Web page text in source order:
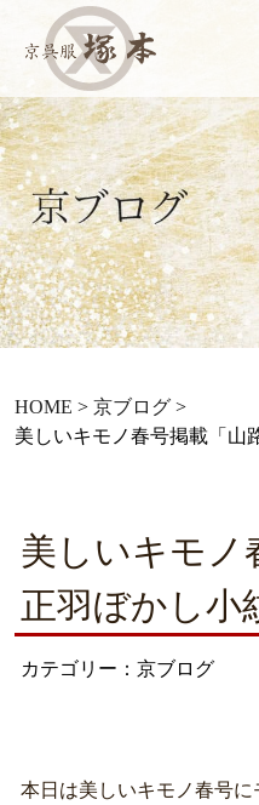
HOME > 京ブログ>
美しいキモノ春号掲載「山
美しいキモノ
正羽ぼかし小
カテゴリー：京ブログ
本日は美しいキモノ春号